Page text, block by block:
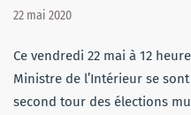
22 mai 2020
Ce vendredi 22 mai à 12
Ministre de l’Intérieur se
second tour des élections